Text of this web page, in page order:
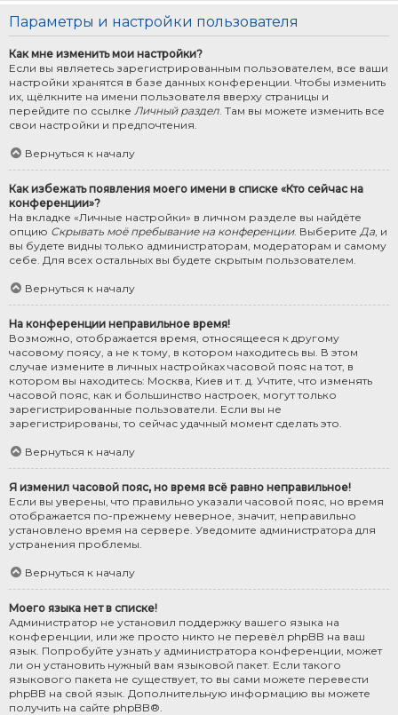
Параметры и настройки пользователя
Как мне изменить мои настройки?
Если вы являетесь зарегистрированным пользователем, все ваши
настройки хранятся в базе данных конференции. Чтобы изменить
их, щёлкните на имени пользователя вверху страницы и
перейдите по ссылке Личный раздел. Там вы можете изменить все
свои настройки и предпочтения.
Вернуться к началу
Как избежать появления моего имени в списке «Кто сейчас на
конференции»?
На вкладке «Личные настройки» в личном разделе вы найдёте
опцию Скрывать моё пребывание на конференции. Выберите Да, и
вы будете видны только администраторам, модераторам и самому
себе. Для всех остальных вы будете скрытым пользователем.
Вернуться к началу
На конференции неправильное время!
Возможно, отображается время, относящееся к другому
часовому поясу, а не к тому, в котором находитесь вы. В этом
случае измените в личных настройках часовой пояс на тот, в
котором вы находитесь: Москва, Киев и т. д. Учтите, что изменять
часовой пояс, как и большинство настроек, могут только
зарегистрированные пользователи. Если вы не
зарегистрированы, то сейчас удачный момент сделать это.
Вернуться к началу
Я изменил часовой пояс, но время всё равно неправильное!
Если вы уверены, что правильно указали часовой пояс, но время
отображается по-прежнему неверное, значит, неправильно
установлено время на сервере. Уведомите администратора для
устранения проблемы.
Вернуться к началу
Моего языка нет в списке!
Администратор не установил поддержку вашего языка на
конференции, или же просто никто не перевёл phpBB на ваш
язык. Попробуйте узнать у администратора конференции, может
ли он установить нужный вам языковой пакет. Если такого
языкового пакета не существует, то вы сами можете перевести
phpBB на свой язык. Дополнительную информацию вы можете
получить на сайте phpBB®.